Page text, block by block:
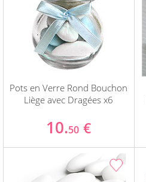
Pots en Verre Rond Bouchon
Liège avec Dragées x6
10.50 €